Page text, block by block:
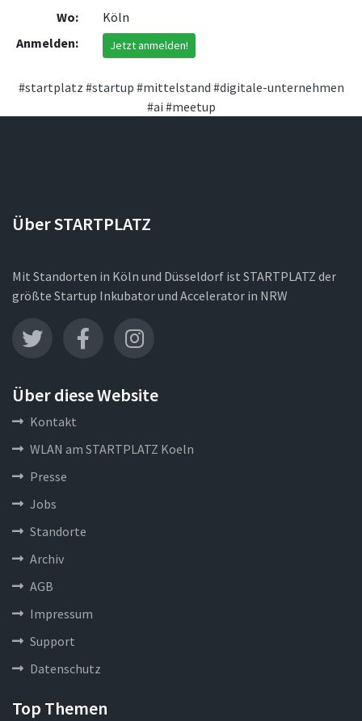
Wo:
Köln
Anmelden:
Jetzt anmelden!
#startplatz #startup #mittelstand #digitale-unternehmen
#ai #meetup
Über STARTPLATZ
Mit Standorten in Köln und Düsseldorf ist STARTPLATZ der
größte Startup Inkubator und Accelerator in NRW
Über diese Website
Kontakt
WLAN am STARTPLATZ Koeln
Presse
Jobs
Standorte
Archiv
AGB
Impressum
Support
Datenschutz
Top Themen